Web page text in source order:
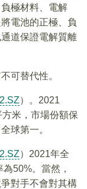
極材料、電解
電池的正極、負
道保證電解質離
可替代性。
）。2021
米，市場份額保
球第一。
）2021年全
50%。當然，
對手不會對其構